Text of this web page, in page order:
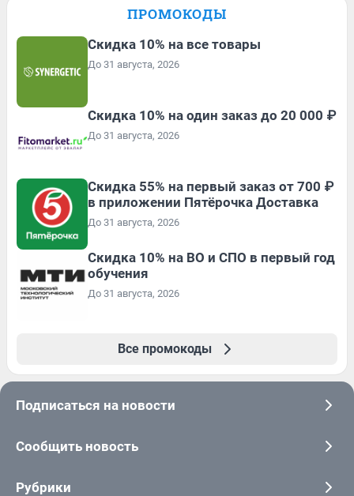
ПРОМОКОДЫ
Скидка 10% на все товары
До 31 августа, 2026
Скидка 10% на один заказ до 20 000 ₽
До 31 августа, 2026
Скидка 55% на первый заказ от 700 ₽
в приложении Пятёрочка Доставка
До 31 августа, 2026
Скидка 10% на ВО и СПО в первый год
обучения
До 31 августа, 2026
Все промокоды
Подписаться на новости
Сообщить новость
Рубрики